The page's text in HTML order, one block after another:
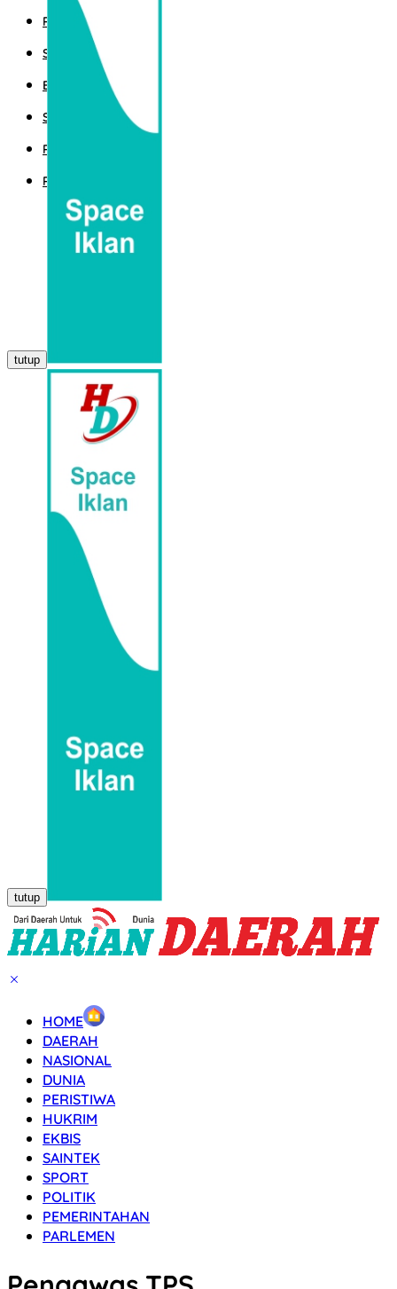
POLITIK
SPORT
EKBIS
SAINTEK
PEMERINTAHAN
PARLEMEN
tutup
tutup
HOME
DAERAH
NASIONAL
DUNIA
PERISTIWA
HUKRIM
EKBIS
SAINTEK
SPORT
POLITIK
PEMERINTAHAN
PARLEMEN